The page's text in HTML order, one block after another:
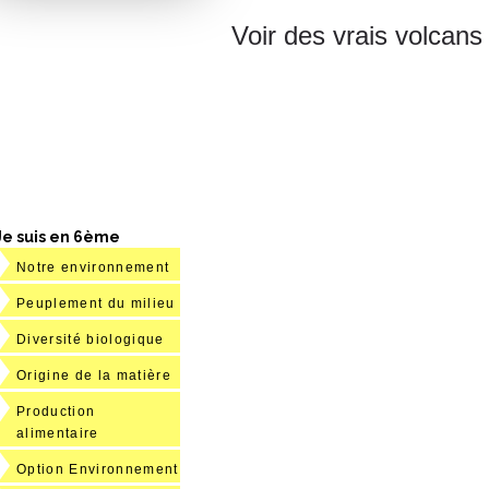
Voir des vrais volcans
suis en 6ème
Notre environnement
Peuplement du milieu
Diversité biologique
Origine de la matière
Production
alimentaire
Option Environnement